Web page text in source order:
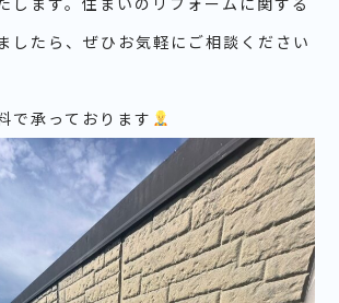
したら、ぜひお気軽にご相談ください
で承っております